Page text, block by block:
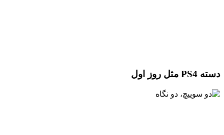
دسته PS4 مثل روز اول